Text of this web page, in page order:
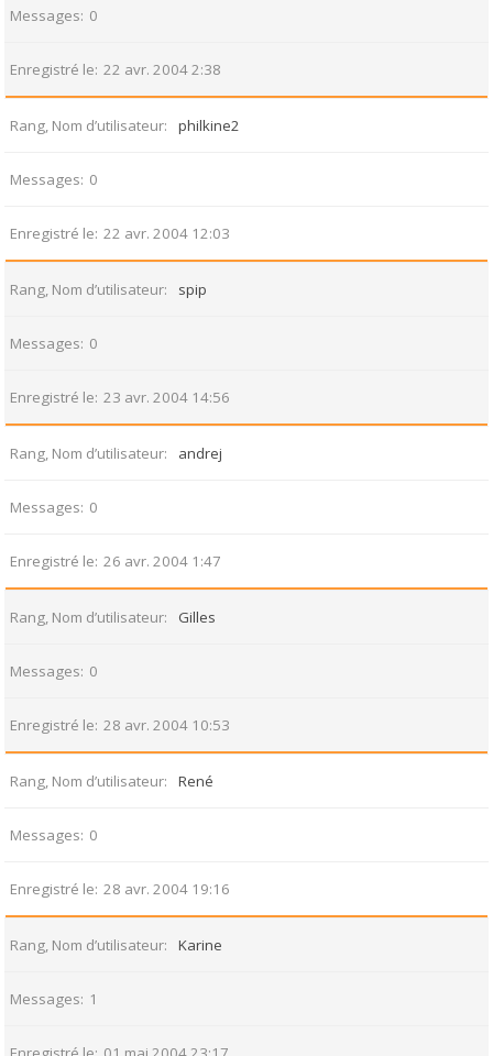
Messages 0
Enregistré le 22 avr. 2004 2:38
Rang, Nom d’utilisateur philkine2
Messages 0
Enregistré le 22 avr. 2004 12:03
Rang, Nom d’utilisateur spip
Messages 0
Enregistré le 23 avr. 2004 14:56
Rang, Nom d’utilisateur andrej
Messages 0
Enregistré le 26 avr. 2004 1:47
Rang, Nom d’utilisateur Gilles
Messages 0
Enregistré le 28 avr. 2004 10:53
Rang, Nom d’utilisateur René
Messages 0
Enregistré le 28 avr. 2004 19:16
Rang, Nom d’utilisateur Karine
Messages 1